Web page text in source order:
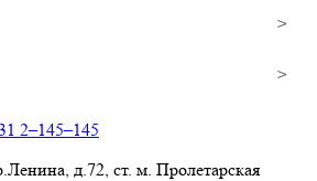
2–145–145
д.72, ст. м. Пролетарская